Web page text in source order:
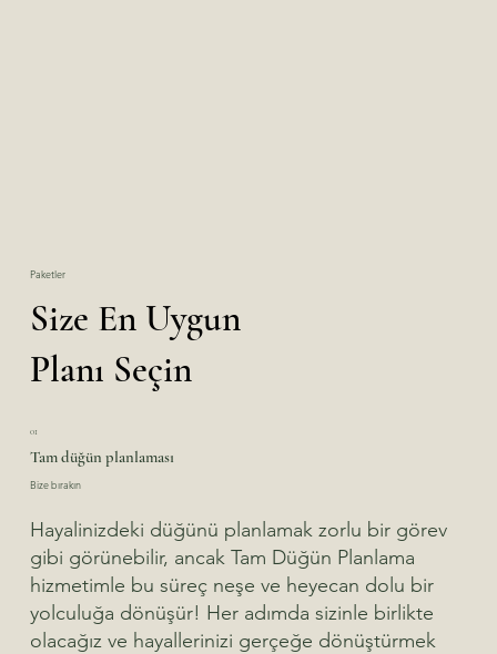
Paketler
Size En Uygun
Planı Seçin
01
Tam düğün planlaması
Bize bırakın
Hayalinizdeki düğünü planlamak zorlu bir görev
gibi görünebilir, ancak Tam Düğün Planlama
hizmetimle bu süreç neşe ve heyecan dolu bir
yolculuğa dönüşür! Her adımda sizinle birlikte
olacağız ve hayallerinizi gerçeğe dönüştürmek